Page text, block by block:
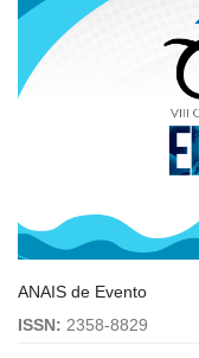
ANAIS de Evento
ISSN: 2358-8829